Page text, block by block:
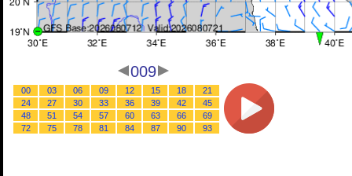
009
00 03 06 09 12 15 18
21
24
27 30 33 36 39 42
45
48
51 54 57 60 63 66
69
72
75 78 81 84 87 90 93